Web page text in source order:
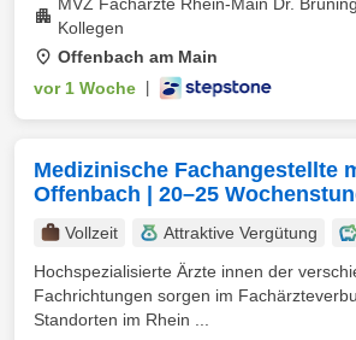
Kollegen
Offenbach am Main
vor 1 Woche
Medizinische Fachangestellte
Offenbach | 20–25
Vollzeit Attraktive Vergütung
Hochspezialisierte Ärzte innen der
Fachrichtungen sorgen im
Standorten im Rhein ...